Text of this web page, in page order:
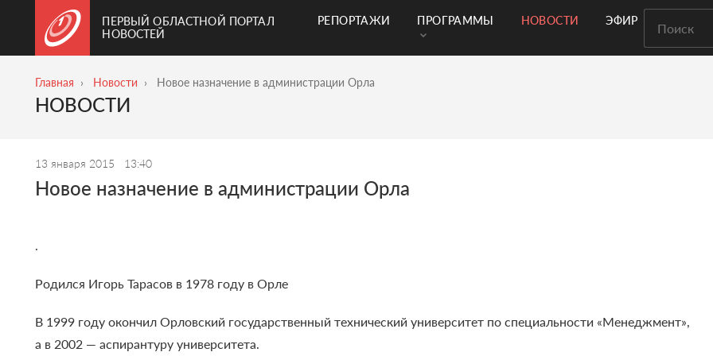
ПЕРВЫЙ ОБЛАСТНОЙ ПОРТАЛ
НОВОСТЕЙ
РЕПОРТАЖИ ПРОГРАММЫ НОВОСТИ ЭФИР
Главная Новости Новое назначение в администрации Орла
НОВОСТИ
13 января 2015 13:40
Новое назначение в администрации Орла
.
Родился Игорь Тарасов в 1978 году в Орле
В 1999 году окончил Орловский государственный технический университет по специальности «Менеджмент»,
а в 2002 — аспирантуру университета.